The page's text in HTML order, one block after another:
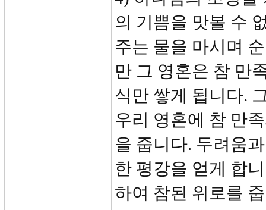
의 기쁨을 맛볼 수
주는 물을 마시며
만 그 영혼은 참 만
식만 쌓게 됩니다.
우리 영혼에 참 만
을 줍니다. 두려움
한 평강을 얻게 합
하여 참된 위로를